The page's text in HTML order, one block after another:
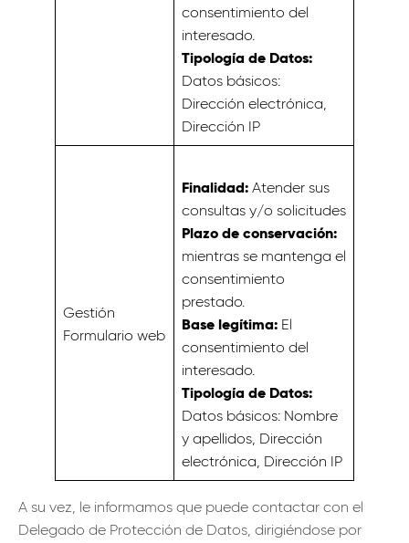
consentimiento del
interesado.
Tipología de Datos:
Datos básicos:
Dirección electrónica,
Dirección IP
Gestión
Formulario web
Finalidad: Atender sus
consultas y/o solicitudes
Plazo de conservación:
mientras se mantenga el
consentimiento
prestado.
Base legítima: El
consentimiento del
interesado.
Tipología de Datos:
Datos básicos: Nombre
y apellidos, Dirección
electrónica, Dirección IP
A su vez, le informamos que puede contactar con el
Delegado de Protección de Datos, dirigiéndose por